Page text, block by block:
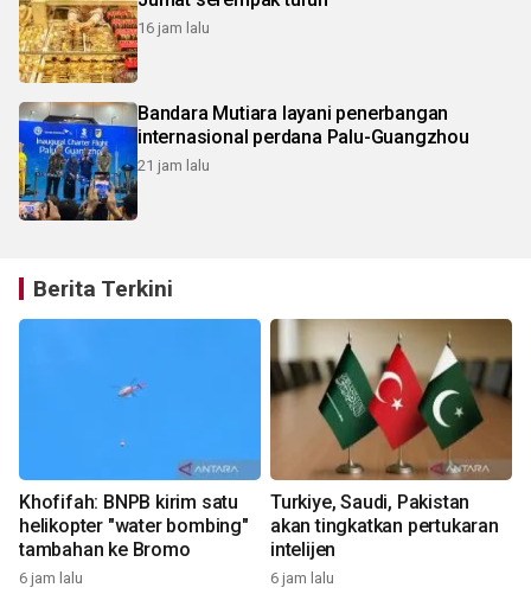
16 jam lalu
Bandara Mutiara layani penerbangan
internasional perdana Palu-Guangzhou
21 jam lalu
Berita Terkini
Khofifah: BNPB kirim satu
helikopter "water bombing"
tambahan ke Bromo
6 jam lalu
Turkiye, Saudi, Pakistan
akan tingkatkan pertukaran
intelijen
6 jam lalu